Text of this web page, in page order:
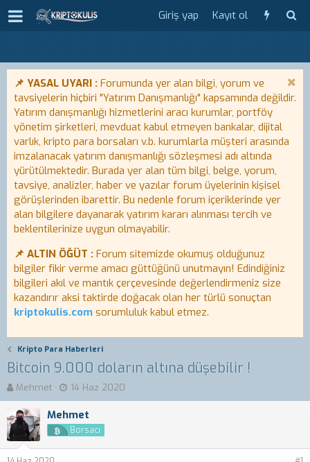
Giriş yap Kayıt ol
📌 YASAL UYARI : Forumunda yer alan bilgi, yorum ve
tavsiyelerin hiçbiri "Yatırım Danışmanlığı" kapsamında değildir.
Yatırım danışmanlığı hizmetlerini aracı kurumlar, portföy
yönetim şirketleri, mevduat kabul etmeyen bankalar, dijital
varlık, kripto para borsaları v.b. kurumlarla müşteri arasında
imzalanacak yatırım danışmanlığı sözleşmesi adı altında
yürütülmektedir. Burada yer alan tüm bilgi, belge, yorum,
tavsiye, analizler, haber ve yazılar forum üyelerinin kişisel
görüşlerinden ibarettir. Bu nedenle forum içeriklerinde yer
alan bilgilere dayanarak yatırım kararı alınması tercih ve
beklentilerinize uygun olmayabilir.
📌 ALTIN ÖĞÜT : Forum sitemizde okumuş olduğunuz
bilgiler fikir verme amacı güttüğünü unutmayın! Edindiğiniz
bilgileri akıl ve mantık çerçevesinde değerlendirmeniz size
kazandırır aksi taktirde doğacak olan her türlü sonuçtan
kriptokulis.com sorumluluk kabul etmez.
Kripto Para Haberleri
Bitcoin 9.000 doların altına düşebilir !
K
o
n
b
y
Mehmet
B
a
ş
l
a
n
14 Haz 2020
Mehmet
Borsacı